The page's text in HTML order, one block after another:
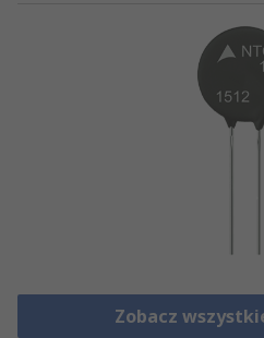
Zobacz